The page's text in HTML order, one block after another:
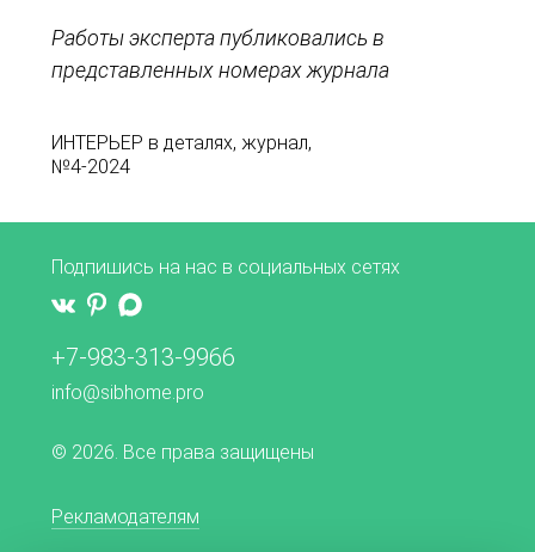
Работы эксперта публиковались в
представленных номерах журнала
ИНТЕРЬЕР в деталях, журнал,
№4-2024
Подпишись на нас в социальных сетях
+7-983-313-9966
info@sibhome.pro
© 2026. Все права защищены
Рекламодателям